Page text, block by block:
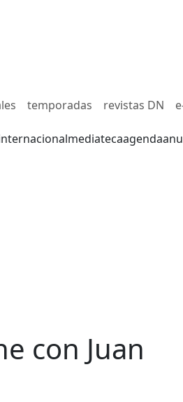
temporadas revistas DN
mediatecaagenda
con Juan